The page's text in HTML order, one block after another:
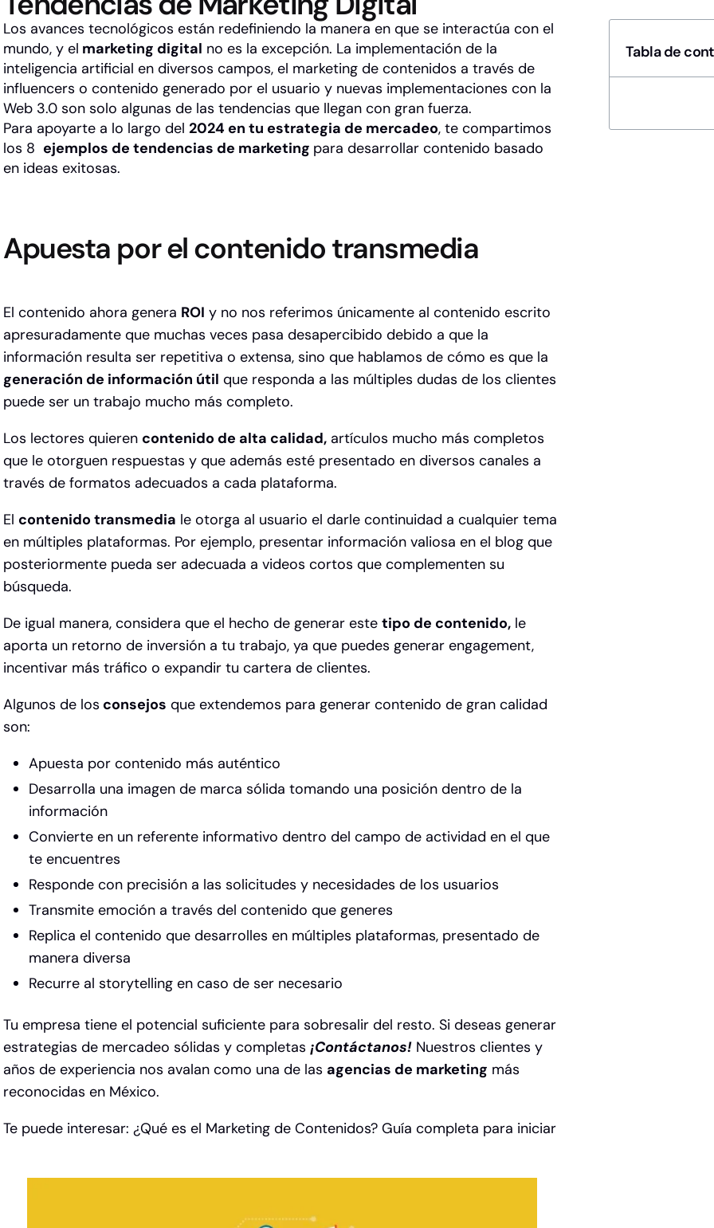
Los avances tecnológicos están redefiniendo la manera en que se interactúa con el
mundo, y el marketing digital no es la excepción. La implementación de la
inteligencia artificial en diversos campos, el marketing de contenidos a través de
influencers o contenido generado por el usuario y nuevas implementaciones con la
Web 3.0 son solo algunas de las tendencias que llegan con gran fuerza.
Para apoyarte a lo largo del 2024 en tu estrategia de mercadeo, te compartimos
los 8 ejemplos de tendencias de marketing para desarrollar contenido basado
en ideas exitosas.
Apuesta por el contenido transmedia
El contenido ahora genera ROI y no nos referimos únicamente al contenido escrito
apresuradamente que muchas veces pasa desapercibido debido a que la
información resulta ser repetitiva o extensa, sino que hablamos de cómo es que la
generación de información útil que responda a las múltiples dudas de los clientes
puede ser un trabajo mucho más completo.
Los lectores quieren contenido de alta calidad, artículos mucho más completos
que le otorguen respuestas y que además esté presentado en diversos canales a
través de formatos adecuados a cada plataforma.
El contenido transmedia le otorga al usuario el darle continuidad a cualquier tema
en múltiples plataformas. Por ejemplo, presentar información valiosa en el blog que
posteriormente pueda ser adecuada a videos cortos que complementen su
búsqueda.
De igual manera, considera que el hecho de generar este tipo de contenido, le
aporta un retorno de inversión a tu trabajo, ya que puedes generar engagement,
incentivar más tráfico o expandir tu cartera de clientes.
Algunos de los consejos que extendemos para generar contenido de gran calidad
son:
Apuesta por contenido más auténtico
Desarrolla una imagen de marca sólida tomando una posición dentro de la
información
Convierte en un referente informativo dentro del campo de actividad en el que
te encuentres
Responde con precisión a las solicitudes y necesidades de los usuarios
Transmite emoción a través del contenido que generes
Replica el contenido que desarrolles en múltiples plataformas, presentado de
manera diversa
Recurre al storytelling en caso de ser necesario
Tu empresa tiene el potencial suficiente para sobresalir del resto. Si deseas generar
estrategias de mercadeo sólidas y completas ¡Contáctanos! Nuestros clientes y
años de experiencia nos avalan como una de las agencias de marketing más
reconocidas en México.
Te puede interesar: ¿Qué es el Marketing de Contenidos? Guía completa para iniciar
Tabla de